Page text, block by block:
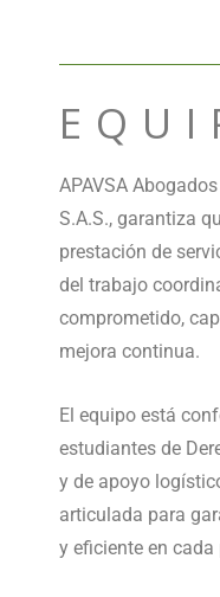
APAVSA
S.A.S., garantiza
prestación de
del trabajo
comprometido,
mejora continua.
El equipo está
estudiantes de
y de apoyo
articulada para
y eficiente en cada